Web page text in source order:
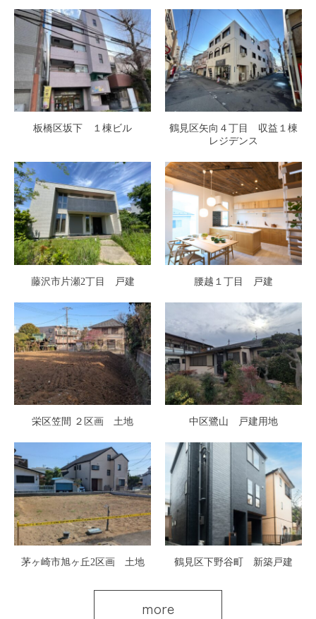
板橋区坂下 １棟ビル
鶴見区矢向４丁目 収益１棟
レジデンス
藤沢市片瀬2丁目 戸建 腰越１丁目 戸建
栄区笠間 ２区画 土地 中区鷺山 戸建用地
茅ヶ崎市旭ヶ丘2区画 土地 鶴見区下野谷町 新築戸建
more